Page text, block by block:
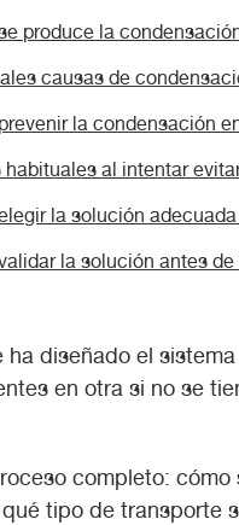
produce la
causas de
la condensación
habituales al intentar
la solución
la solución antes
diseñado el
en otra si no se
completo:
tipo de